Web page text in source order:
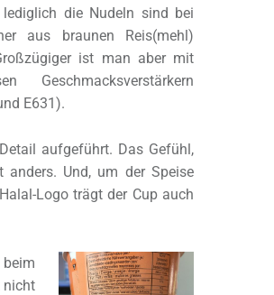
lediglich die Nudeln sind bei
aus braunen Reis(mehl)
ist man aber mit
Geschmacksverstärkern
E631).
aufgeführt. Das Gefühl,
Und, um der Speise
Logo trägt der Cup auch
nicht